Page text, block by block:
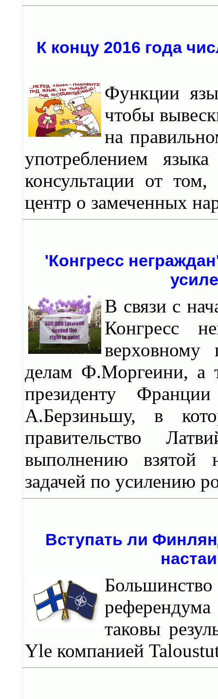
К концу 2016 года
Функции
чтобы
на
употреблением
консультации от
центр о замеченных
'Конгресс
В связи с
Конгресс
верховному
делам Ф.Моргеини, а
президенту
А.Берзиньшу, в
правительство
выполнению взятой
задачей по усилению
Вступать ли
таковы
Yle компанией